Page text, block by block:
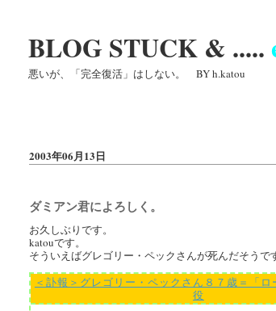
BLOG STUCK & .....
悪いが、「完全復活」はしない。 BY h.katou
2003年06月13日
ダミアン君によろしく。
お久しぶりです。
katouです。
そういえばグレゴリー・ペックさんが死んだそうで
＜訃報＞グレゴリー・ペックさん８７歳＝「
役